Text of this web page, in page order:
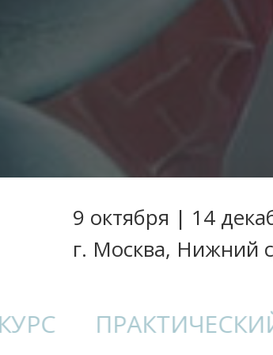
9 октября | 14
г. Москва, Нижний
ПРАКТИЧЕСКИЙ